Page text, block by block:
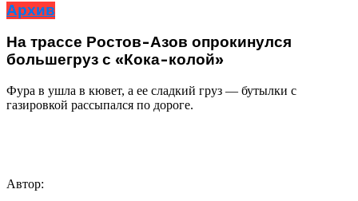
Архив
На трассе Ростов-Азов опрокинулся
большегруз с «Кока-колой»
Фура в ушла в кювет, а ее сладкий груз — бутылки с
газировкой рассыпался по дороге.
Автор: